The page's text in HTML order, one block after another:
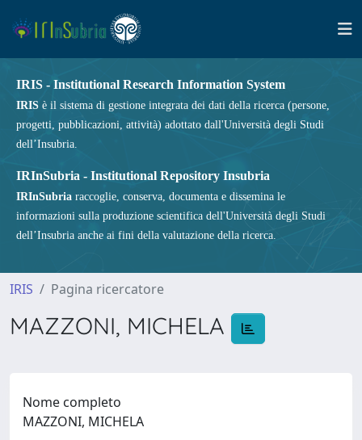
IRIS - Institutional Research Information System
IRIS è il sistema di gestione integrata dei dati della ricerca (persone,
progetti, pubblicazioni, attività) adottato dall'Università degli Studi
dell’Insubria.
IRInSubria - Institutional Repository Insubria
IRInSubria raccoglie, conserva, documenta e dissemina le
informazioni sulla produzione scientifica dell'Università degli Studi
dell’Insubria anche ai fini della valutazione della ricerca.
IRIS Pagina ricercatore
MAZZONI, MICHELA
Nome completo
MAZZONI, MICHELA